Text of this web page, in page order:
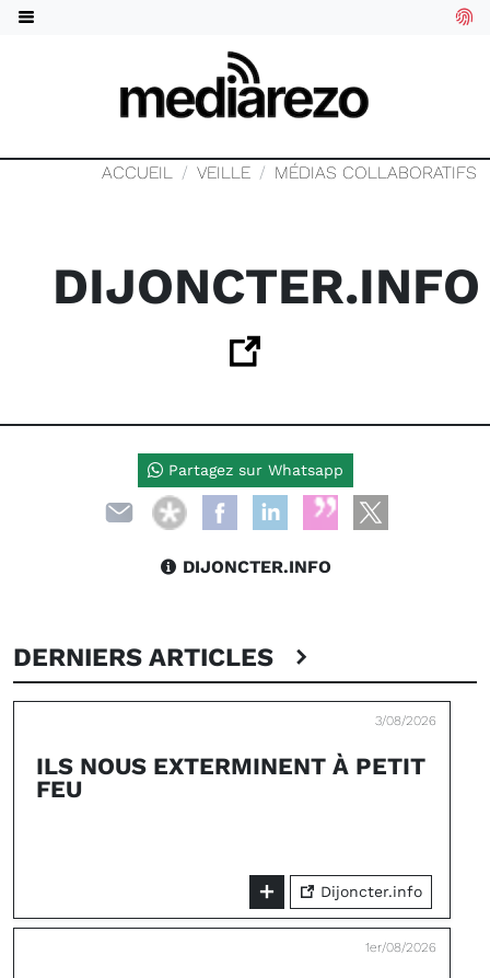
ACCUEIL VEILLE MÉDIAS COLLABORATIFS
DIJONCTER.INFO
DIJONCTER.INFO
DERNIERS ARTICLES
3/08/2026
ILS NOUS EXTERMINENT À PETIT
FEU
Dijoncter.info
1er/08/2026
Partagez sur Whatsapp